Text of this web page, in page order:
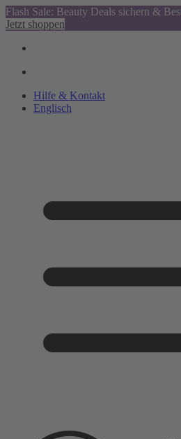
Flash Sale: Beauty Deals sichern &
Jetzt shoppen
Hilfe & Kontakt
Englisch